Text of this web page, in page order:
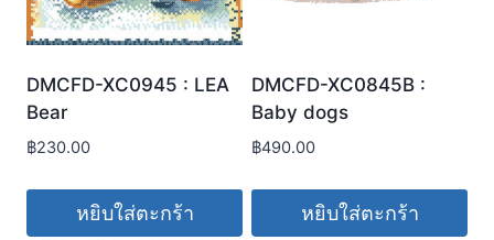
DMCFD-XC0945 : LEA
Bear
฿230.00
หยิบใส่ตะกร้า
DMCFD-XC0845B :
Baby dogs
฿490.00
หยิบใส่ตะกร้า